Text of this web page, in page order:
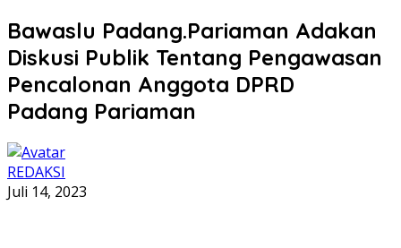
Bawaslu Padang.Pariaman Adakan
Diskusi Publik Tentang Pengawasan
Pencalonan Anggota DPRD
Padang Pariaman
REDAKSI
Juli 14, 2023